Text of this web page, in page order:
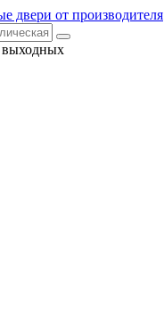
двери от производителя
выходных